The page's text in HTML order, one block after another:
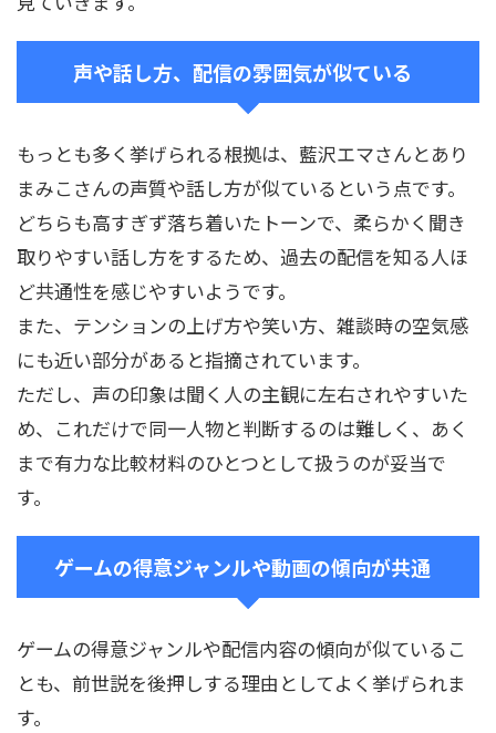
声や話し方、配信の雰囲気が似ている
もっとも多く挙げられる根拠は、藍沢エマさんとあり
まみこさんの声質や話し方が似ているという点です。
どちらも高すぎず落ち着いたトーンで、柔らかく聞き
取りやすい話し方をするため、過去の配信を知る人ほ
ど共通性を感じやすいようです。
また、テンションの上げ方や笑い方、雑談時の空気感
にも近い部分があると指摘されています。
ただし、声の印象は聞く人の主観に左右されやすいた
め、これだけで同一人物と判断するのは難しく、あく
まで有力な比較材料のひとつとして扱うのが妥当で
す。
ゲームの得意ジャンルや動画の傾向が共通
ゲームの得意ジャンルや配信内容の傾向が似ているこ
とも、前世説を後押しする理由としてよく挙げられま
す。